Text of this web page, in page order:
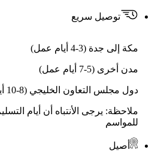
توصيل سريع
مكة إلى جدة (3-4 أيام عمل)
مدن أخرى (5-7 أيام عمل)
دول مجلس التعاون الخليجي (8-10 أيام عمل)
ملاحظة: يرجى الأنتباه أن أيام
للمواسم
أصيل